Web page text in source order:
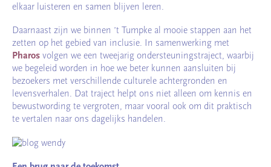
elkaar luisteren en samen blijven leren.
Daarnaast zijn we binnen ’t Tumpke al mooie stappen aan het
zetten op het gebied van inclusie. In samenwerking met
Pharos volgen we een tweejarig ondersteuningstraject, waarbij
we begeleid worden in hoe we beter kunnen aansluiten bij
bezoekers met verschillende culturele achtergronden en
levensverhalen. Dat traject helpt ons niet alleen om kennis en
bewustwording te vergroten, maar vooral ook om dit praktisch
te vertalen naar ons dagelijks handelen.